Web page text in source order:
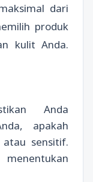
dari
produk
kulit Anda.
Anda
apakah
sensitif.